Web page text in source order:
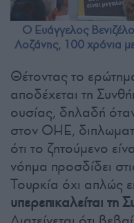
Ο Ευάγγελος
Λοζάνης, 100 χρόνια
Θέτοντας το
αποδέχεται τη
ουσίας, δηλαδή
στον ΟΗΕ,
ότι το ζητούμενο
νόημα προσδίδει
Τουρκία όχι απλώς
υπερεπικαλείται τη